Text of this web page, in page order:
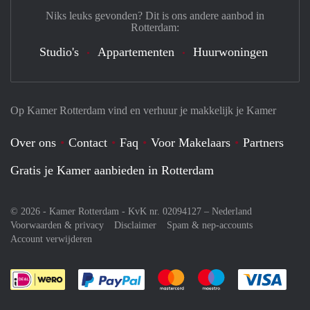
Op Kamer Rotterdam vind en verhuur je makkelijk je Kamer
Over ons Contact Faq Voor Makelaars
Partners
Gratis je Kamer aanbieden in Rotterdam
© 2026 - Kamer Rotterdam - KvK nr. 02094127 – Nederland
Voorwaarden & privacy
Disclaimer
Spam & nep-accounts
Account verwijderen
Je rekent gemakkelijk af met Paypal
Je rekent gemakkelijk af met
Je rekent
Niks leuks gevonden? Dit is ons andere aanbod in
Rotterdam:
Studio's Appartementen Huurwoningen